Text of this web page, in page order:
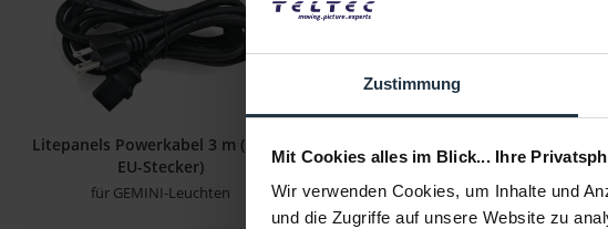
Zustimmung
Mit Cookies alles im Blick... Ihre
Wir verwenden Cookies, um Inhalte und
und die Zugriffe auf unsere Website zu
Litepanels Powerkabel 3 m (IEC- &
EU-Stecker)
für GEMINI-Leuchten
blanke Drahtenden
Stromkabel mit offenen Kabelenden